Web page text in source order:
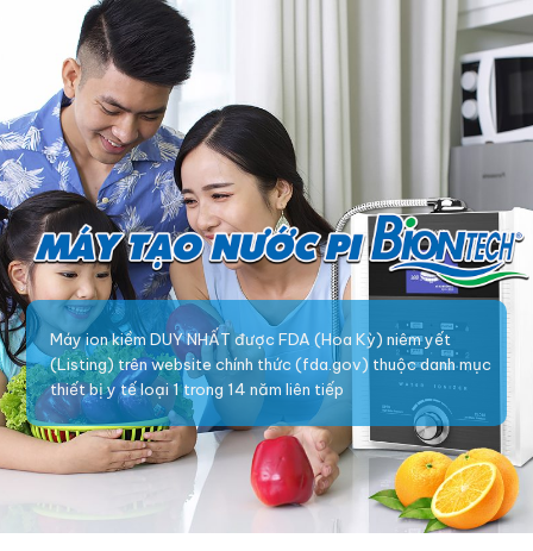
Máy ion kiềm DUY NHẤT được FDA (Hoa Kỳ) niêm yết
(Listing) trên website chính thức (fda.gov) thuộc danh mục
thiết bị y tế loại 1 trong 14 năm liên tiếp